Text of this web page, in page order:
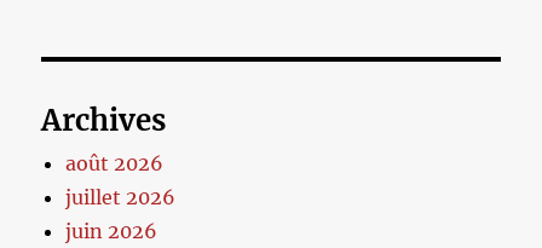
Archives
août 2026
juillet 2026
juin 2026